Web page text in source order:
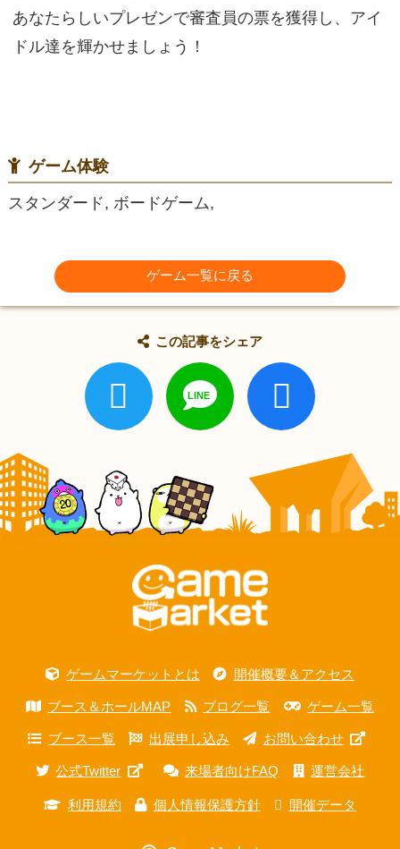
あなたらしいプレゼンで審査員の票を獲得し、アイ
ドル達を輝かせましょう！
ゲーム体験
スタンダード, ボードゲーム,
ゲーム一覧に戻る
この記事をシェア
ゲームマーケットとは 開催概要＆アクセス
ブース＆ホールMAP ブログ一覧 ゲーム一覧
ブース一覧 出展申し込み お問い合わせ
公式Twitter 来場者向けFAQ 運営会社
利用規約 個人情報保護方針 開催データ